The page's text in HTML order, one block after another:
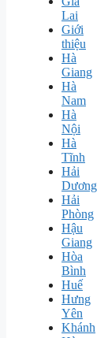
Lai
Giới
thiệu
Hà
Giang
Hà
Nam
Hà
Nội
Hà
Tĩnh
Hải
Dương
Hải
Phòng
Hậu
Giang
Hòa
Bình
Huế
Hưng
Yên
Khánh